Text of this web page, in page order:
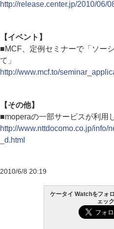
http://release.center.jp/2010/06/
【イベント】
■MCF、定例セミナーで「ソー
て」
http://www.mcf.to/
【その他】
■moperaの一部サービスが利用
http://www.nttdocomo.co.jp/info/
_d.html
2010/6/8 20:19
ケータイ Watchをフォ
ェック